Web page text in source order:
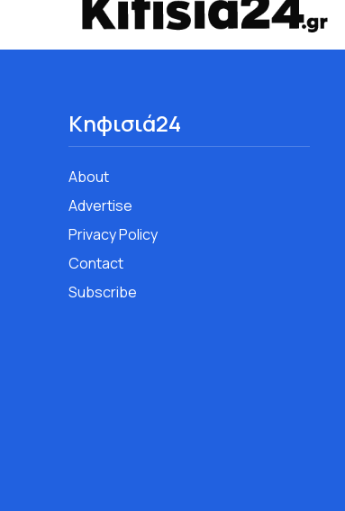
Κηφισιά24
About
Advertise
Privacy Policy
Contact
Subscribe